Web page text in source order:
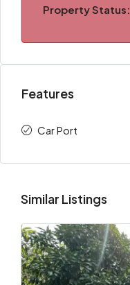
Property Status:
Features
Car Port
Similar Listings